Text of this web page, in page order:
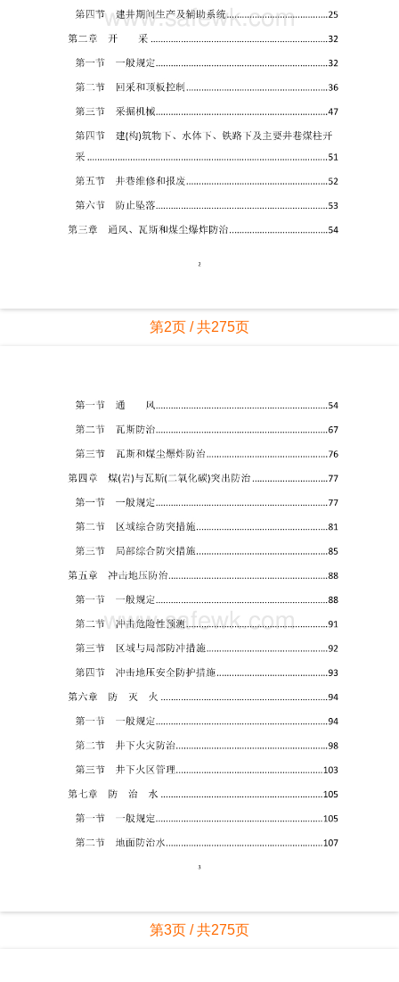
第2页 / 共275页
第3页 / 共275页